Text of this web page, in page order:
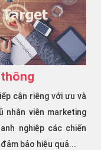
cận riêng với ưu và
nhân viên marketing
nghiệp các chiến
bảo hiệu quả...